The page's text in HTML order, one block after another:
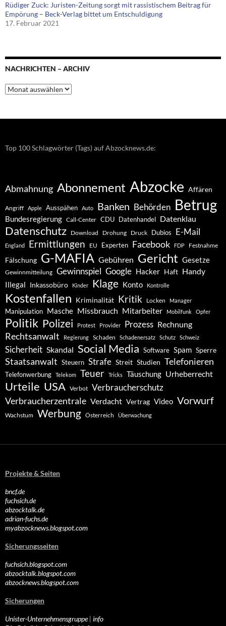
Rüdiger Zuck: Juristen-Zeitung sorgt mit rassistischem Beitrag für
Empörung – Beck-Verlag bittet um Entschuldigung
17. Februar 2021
NACHRICHTEN – ARCHIV
Nachrichten
–
Top 100 Schlagwörter (Tags) auf Abzocknews.de:
Abmahnung Abonnement Abzocke Affären
Angriff Apple Ausspähen Auto Banken Behörden Betrug
Bundesregierung Call-Center CDU Datenhandel Datenklau
Datenschutz Download Drohung Druck Dubios E-Mail
England Ermittlungen EU Experten Facebook FDP Festnahme
Fälschung G-MAFIA Gebühren Gericht Gesetze
Gewinnmitteilung Gewinnspiel Google Hacker Haft Handy
Illegal Inkassobüro Kinder Klage Konto Kontrolle
Kostenfallen Kriminalität Kritik Locken Manager
Manipulation Masche Missbrauch Mitarbeiter Mobilfunk Opfer
Politik Polizei Protest Provider Prozess Rechnung
Rechtsanwalt Regierung Schaden Schadenersatz Schutz Schweiz
Sicherheit Skandal Social Media Software Spam Sperre
Staatsanwalt Steuern Strafe Streit Studien Telefonieren
Telefonwerbung Telekom Teuer Tricks Täuschung Urheberrecht
Urteile USA Verbot Verbraucherschutz
Verbraucherzentrale Verdacht Vertrag Video Vorwurf
Wachstum Werbung Österreich Überwachung
Projekte & Seiten
bncf.de
fuchsich.de
abzocktalk.de
adrian-fuchs.de
myabzocknews.blogspot.com
Sicherungsseiten
fuchsich.blogspot.com
abzocktalk.blogspot.com
abzocknews.blogspot.com
Sicherungen
Unister-Unternehmensgruppe| info